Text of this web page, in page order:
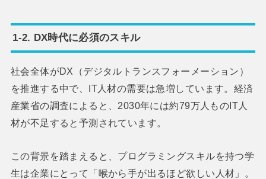
1-2. DX時代に必須のスキル
社会全体がDX（デジタルトランスフォーメーション）
を推進する中で、IT人材の需要は急増しています。経済
産業省の調査によると、2030年には約79万人ものIT人
材が不足すると予測されています。
この背景を踏まえると、プログラミングスキルを持つ学
生は企業にとって「喉から手が出るほど欲しい人材」。